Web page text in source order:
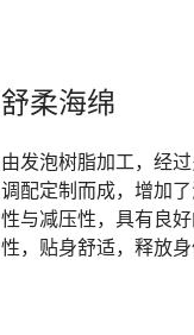
舒柔海绵
由发泡树脂加工，经
调配定制而成，增加
性与减压性，具有良
性，贴身舒适，释放身